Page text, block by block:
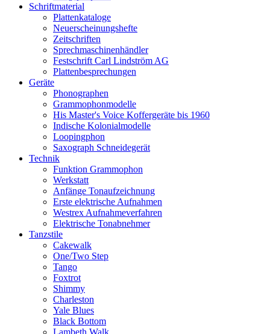
Schriftmaterial
Plattenkataloge
Neuerscheinungshefte
Zeitschriften
Sprechmaschinenhändler
Festschrift Carl Lindström AG
Plattenbesprechungen
Geräte
Phonographen
Grammophonmodelle
His Master's Voice Koffergeräte bis 1960
Indische Kolonialmodelle
Loopingphon
Saxograph Schneidegerät
Technik
Funktion Grammophon
Werkstatt
Anfänge Tonaufzeichnung
Erste elektrische Aufnahmen
Westrex Aufnahmeverfahren
Elektrische Tonabnehmer
Tanzstile
Cakewalk
One/Two Step
Tango
Foxtrot
Shimmy
Charleston
Yale Blues
Black Bottom
Lambeth Walk